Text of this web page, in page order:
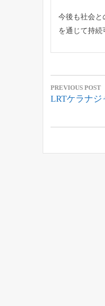
今後も社会と
を通じて持
投
稿
ナ
ビ
PREVIOUS POST
Previous
LRTケラナジ